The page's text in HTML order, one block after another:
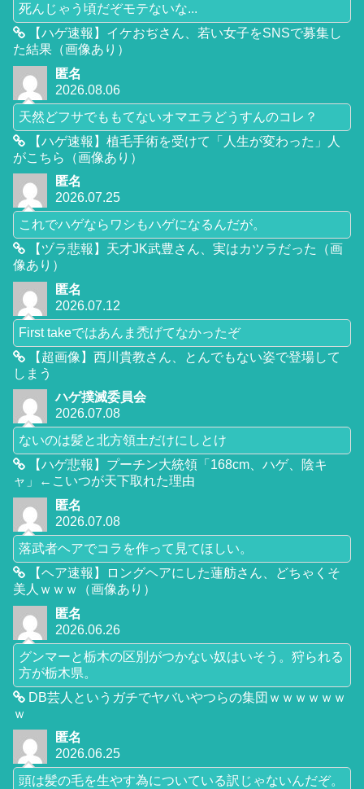
死んじゃう頃だぞモテないな...
【ハゲ速報】イケおぢさん、若い女子をSNSで募集し
た結果（画像あり）
匿名
2026.08.06
天然どフサでももてないオマエラどうすんのコレ？
【ハゲ速報】植毛手術を受けて「人生が変わった」人
がこちら（画像あり）
匿名
2026.07.25
これでハゲならワシもハゲになるんだが。
【ヅラ悲報】天才JK武豊さん、実はカツラだった（画
像あり）
匿名
2026.07.12
First takeではあんま禿げてなかったぞ
【超画像】西川貴教さん、とんでもない姿で登場して
しまう
ハゲ撲滅委員会
2026.07.08
ないのは髪と北方領土だけにしとけ
【ハゲ悲報】プーチン大統領「168cm、ハゲ、陰キ
ャ」←こいつが天下取れた理由
匿名
2026.07.08
落武者ヘアでコラを作って見てほしい。
【ヘア速報】ロングヘアにした蓮舫さん、どちゃくそ
美人ｗｗｗ（画像あり）
匿名
2026.06.26
グンマーと栃木の区別がつかない奴はいそう。狩られる
方が栃木県。
DB芸人というガチでヤバいやつらの集団ｗｗｗｗｗｗ
ｗ
匿名
2026.06.25
頭は髪の毛を生やす為についている訳じゃないんだぞ。